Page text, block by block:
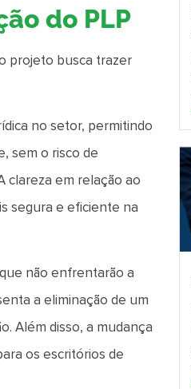
do PLP
projeto busca trazer
no setor, permitindo
sem o risco de
clareza em relação ao
segura e eficiente na
não enfrentarão a
a eliminação de um
Além disso, a mudança
os escritórios de